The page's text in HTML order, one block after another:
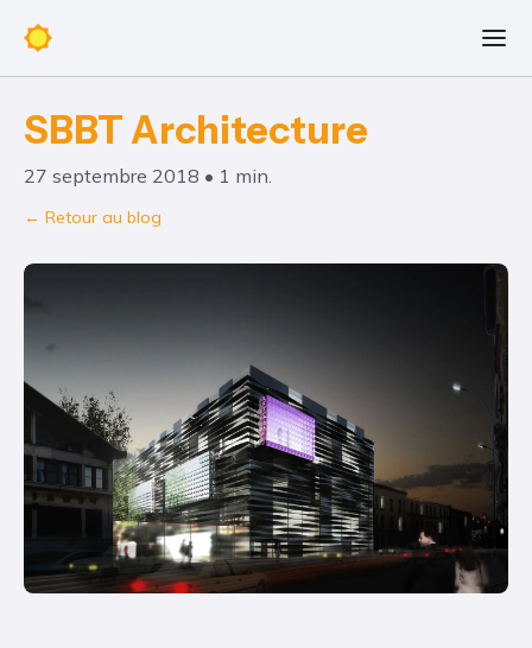
SBBT Architecture
27 septembre 2018 • 1 min.
← Retour au blog